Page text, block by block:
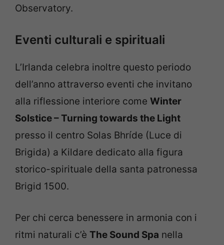
Observatory.
Eventi culturali e spirituali
L’Irlanda celebra inoltre questo periodo
dell’anno attraverso eventi che invitano
alla riflessione interiore come Winter
Solstice – Turning towards the Light
presso il centro Solas Bhríde (Luce di
Brigida) a Kildare dedicato alla figura
storico-spirituale della santa patronessa
Brigid 1500.
Per chi cerca benessere in armonia con i
ritmi naturali c’è The Sound Spa nella